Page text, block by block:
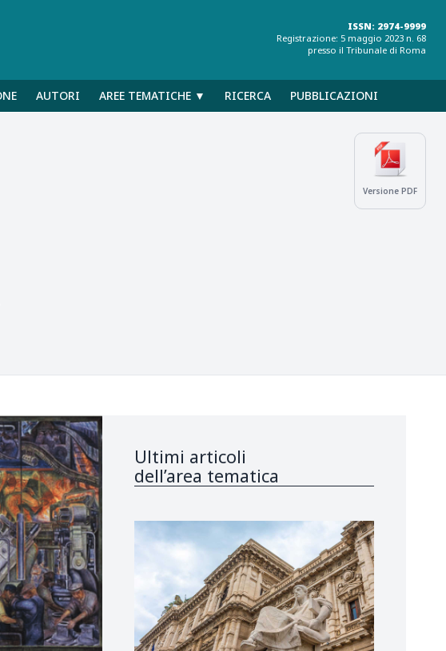
ISSN: 2974-9999
Registrazione: 5 maggio 2023 n. 68
presso il Tribunale di Roma
AUTORI AREE TEMATICHE ▼ RICERCA PUBBLICAZIONI
Versione PDF
Ultimi articoli
dell’area tematica